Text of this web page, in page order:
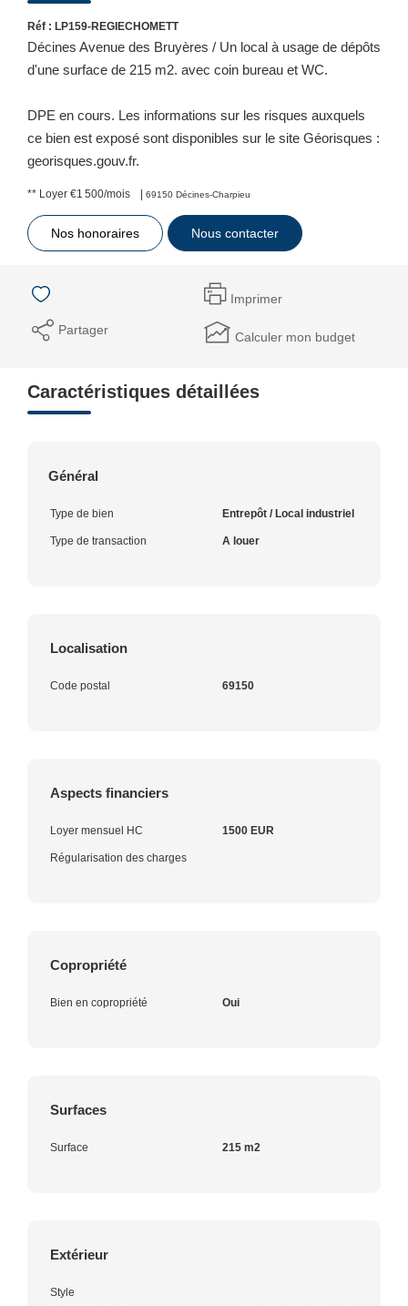
Réf : LP159-REGIECHOMETT
Décines Avenue des Bruyères / Un local à usage de dépôts
d'une surface de 215 m2. avec coin bureau et WC.
DPE en cours. Les informations sur les risques auxquels
ce bien est exposé sont disponibles sur le site Géorisques :
georisques.gouv.fr.
** Loyer €1 500/mois | 69150 Décines-Charpieu
Nos honoraires Nous contacter
Imprimer
Partager Calculer mon budget
Caractéristiques détaillées
Général
Type de bien Entrepôt / Local industriel
Type de transaction A louer
Localisation
Code postal 69150
Aspects financiers
Loyer mensuel HC 1500 EUR
Régularisation des charges
Copropriété
Bien en copropriété Oui
Surfaces
Surface 215 m2
Extérieur
Style